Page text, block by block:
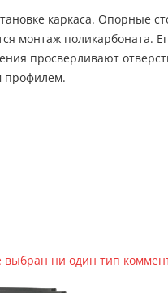
каркаса.
монтаж поликарбоната.
просверливают
профилем.
выбран ни один тип